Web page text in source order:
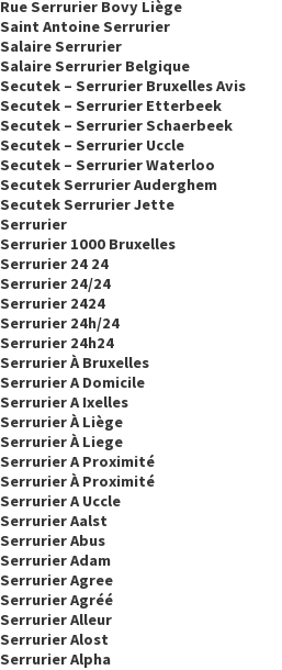
Rue Serrurier Bovy Liège
Saint Antoine Serrurier
Salaire Serrurier
Salaire Serrurier Belgique
Secutek – Serrurier Bruxelles Avis
Secutek – Serrurier Etterbeek
Secutek – Serrurier Schaerbeek
Secutek – Serrurier Uccle
Secutek – Serrurier Waterloo
Secutek Serrurier Auderghem
Secutek Serrurier Jette
Serrurier
Serrurier 1000 Bruxelles
Serrurier 24 24
Serrurier 24/24
Serrurier 2424
Serrurier 24h/24
Serrurier 24h24
Serrurier À Bruxelles
Serrurier A Domicile
Serrurier A Ixelles
Serrurier À Liège
Serrurier À Liege
Serrurier A Proximité
Serrurier À Proximité
Serrurier A Uccle
Serrurier Aalst
Serrurier Abus
Serrurier Adam
Serrurier Agree
Serrurier Agréé
Serrurier Alleur
Serrurier Alost
Serrurier Alpha